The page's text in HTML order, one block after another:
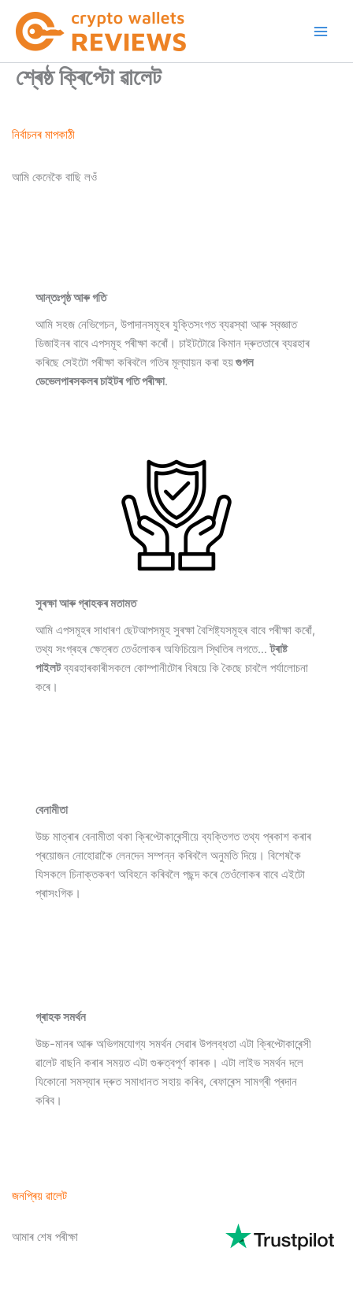
content
শ্ৰেষ্ঠ ক্ৰিপ্টো ৱালেট
নিৰ্বাচনৰ মাপকাঠী
আমি কেনেকৈ বাছি লওঁ
আন্তঃপৃষ্ঠ আৰু গতি
আমি সহজ নেভিগেচন, উপাদানসমূহৰ যুক্তিসংগত ব্যৱস্থা আৰু স্বজ্ঞাত
ডিজাইনৰ বাবে এপসমূহ পৰীক্ষা কৰোঁ। চাইটটোৱে কিমান দ্ৰুততাৰে ব্যৱহাৰ
কৰিছে সেইটো পৰীক্ষা কৰিবলৈ গতিৰ মূল্যায়ন কৰা হয়গুগল
ডেভেলপাৰসকলৰ চাইটৰ গতি পৰীক্ষা.
সুৰক্ষা আৰু গ্ৰাহকৰ মতামত
আমি এপসমূহৰ সাধাৰণ ছেটআপসমূহ সুৰক্ষা বৈশিষ্ট্যসমূহৰ বাবে পৰীক্ষা কৰোঁ,
তথ্য সংগ্ৰহৰ ক্ষেত্ৰত তেওঁলোকৰ অফিচিয়েল স্থিতিৰ লগতে…ট্ৰাষ্ট
পাইলটব্যৱহাৰকাৰীসকলে কোম্পানীটোৰ বিষয়ে কি কৈছে চাবলৈ পৰ্যালোচনা
কৰে।
বেনামীতা
উচ্চ মাত্ৰাৰ বেনামীতা থকা ক্ৰিপ্টোকাৰেন্সীয়ে ব্যক্তিগত তথ্য প্ৰকাশ কৰাৰ
প্ৰয়োজন নোহোৱাকৈ লেনদেন সম্পন্ন কৰিবলৈ অনুমতি দিয়ে। বিশেষকৈ
যিসকলে চিনাক্তকৰণ অবিহনে কৰিবলৈ পছন্দ কৰে তেওঁলোকৰ বাবে এইটো
প্ৰাসংগিক।
গ্ৰাহক সমৰ্থন
উচ্চ-মানৰ আৰু অভিগমযোগ্য সমৰ্থন সেৱাৰ উপলব্ধতা এটা ক্ৰিপ্টোকাৰেন্সী
ৱালেট বাছনি কৰাৰ সময়ত এটা গুৰুত্বপূৰ্ণ কাৰক। এটা লাইভ সমৰ্থন দলে
যিকোনো সমস্যাৰ দ্ৰুত সমাধানত সহায় কৰিব, ৰেফাৰেন্স সামগ্ৰী প্ৰদান
কৰিব।
জনপ্ৰিয় ৱালেট
আমাৰ শেষ পৰীক্ষা